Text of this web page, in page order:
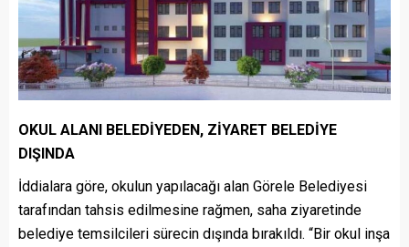
OKUL ALANI BELEDİYEDEN, ZİYARET BELEDİYE
DIŞINDA
İddialara göre, okulun yapılacağı alan Görele Belediyesi
tarafından tahsis edilmesine rağmen, saha ziyaretinde
belediye temsilcileri sürecin dışında bırakıldı. “Bir okul inşa